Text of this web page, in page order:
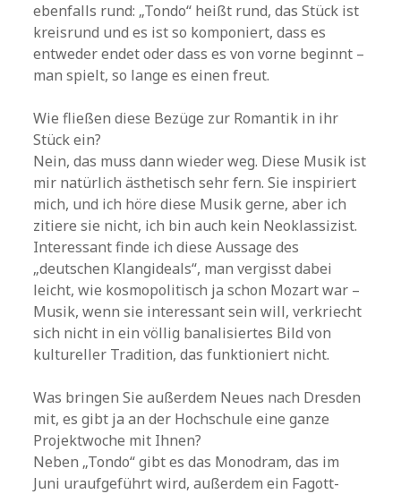
ebenfalls rund: „Tondo“ heißt rund, das Stück ist
kreisrund und es ist so komponiert, dass es
entweder endet oder dass es von vorne beginnt –
man spielt, so lange es einen freut.
Wie fließen diese Bezüge zur Romantik in ihr
Stück ein?
Nein, das muss dann wieder weg. Diese Musik ist
mir natürlich ästhetisch sehr fern. Sie inspiriert
mich, und ich höre diese Musik gerne, aber ich
zitiere sie nicht, ich bin auch kein Neoklassizist.
Interessant finde ich diese Aussage des
„deutschen Klangideals“, man vergisst dabei
leicht, wie kosmopolitisch ja schon Mozart war –
Musik, wenn sie interessant sein will, verkriecht
sich nicht in ein völlig banalisiertes Bild von
kultureller Tradition, das funktioniert nicht.
Was bringen Sie außerdem Neues nach Dresden
mit, es gibt ja an der Hochschule eine ganze
Projektwoche mit Ihnen?
Neben „Tondo“ gibt es das Monodram, das im
Juni uraufgeführt wird, außerdem ein Fagott-